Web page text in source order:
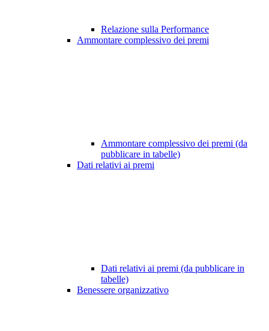
Relazione sulla Performance
Ammontare complessivo dei premi
Ammontare complessivo dei premi (da
pubblicare in tabelle)
Dati relativi ai premi
Dati relativi ai premi (da pubblicare in
tabelle)
Benessere organizzativo